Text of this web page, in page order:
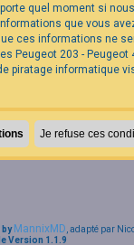
quel moment si
que vous
ces informations ne
Peugeot 203 - Peugeot
piratage informatique
byMannixMD , adapté par
Version 1.1.9